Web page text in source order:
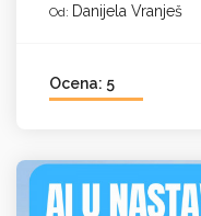
Od: Danijela Vranješ
Ocena: 5